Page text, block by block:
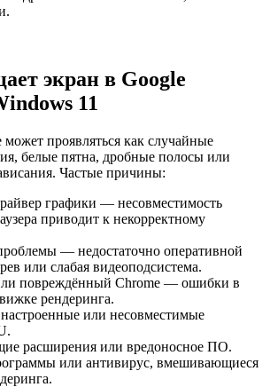
экран в Google
11
проявляться как случайные
белые пятна, дробные полосы или
Частые причины:
графики — несовместимость
приводит к некорректному
— недостаточно оперативной
или слабая видеоподсистема.
повреждённый Chrome — ошибки в
рендеринга.
или несовместимые
расширения или вредоносное ПО.
или антивирус, вмешивающиеся